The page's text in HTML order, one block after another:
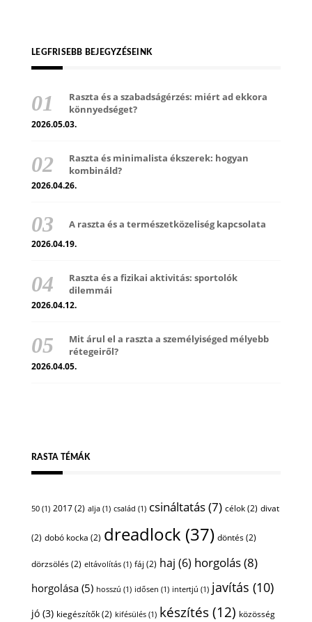
LEGFRISEBB BEJEGYZÉSEINK
Raszta és a szabadságérzés: miért ad ekkora
könnyedséget?
2026.05.03.
Raszta és minimalista ékszerek: hogyan
kombináld?
2026.04.26.
A raszta és a természetközeliség kapcsolata
2026.04.19.
Raszta és a fizikai aktivitás: sportolók
dilemmái
2026.04.12.
Mit árul el a raszta a személyiséged mélyebb
rétegeiről?
2026.04.05.
RASTA TÉMÁK
50 (1) 2017(2) alja (1) család (1) csináltatás(7) célok(2) divat
(2) dobó kocka (2) dreadlock (37) döntés(2)
dörzsölés(2) eltávolítás (1) fáj (2) haj (6) horgolás(8)
horgolása(5) hosszú (1) idősen (1) intertjú (1) javítás (10)
jó (3) kiegészítők(2) kifésülés (1) készítés(12) közösség